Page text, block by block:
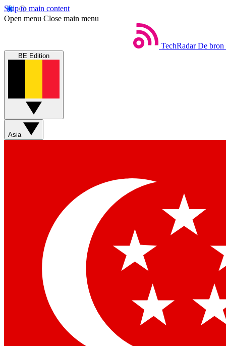
Skip to main content
Open menu Close main menu
TechRadar De bron
BE Edition
Asia